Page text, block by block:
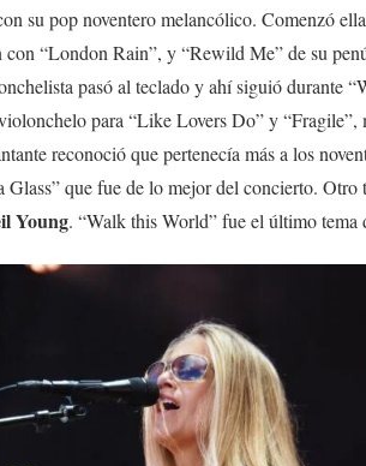
su pop noventero melancólico. Comenzó
“London Rain”, y “Rewild Me” de su
pasó al teclado y ahí siguió durante
para “Like Lovers Do” y “Fragile”,
reconoció que pertenecía más a los
Glass” que fue de lo mejor del concierto.
Young. “Walk this World” fue el último tema